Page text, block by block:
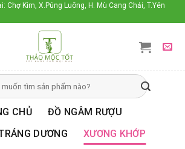
Chợ Kim, X.Púng Luông, H. Mù Cang Chải, T.Yên
CHỦ
ĐỒ NGÂM RƯỢU
DƯƠNG
XƯƠNG KHỚP